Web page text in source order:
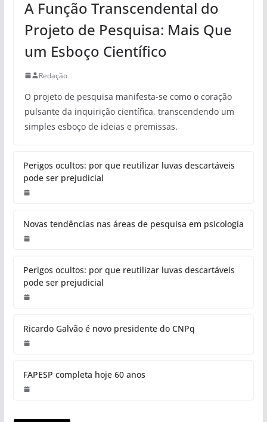
A Função Transcendental do
Projeto de Pesquisa: Mais Que
um Esboço Científico
Redação
O projeto de pesquisa manifesta-se como o coração
pulsante da inquirição científica, transcendendo um
simples esboço de ideias e premissas.
Perigos ocultos: por que reutilizar luvas descartáveis
pode ser prejudicial
Novas tendências nas áreas de pesquisa em psicologia
Perigos ocultos: por que reutilizar luvas descartáveis
pode ser prejudicial
Ricardo Galvão é novo presidente do CNPq
FAPESP completa hoje 60 anos